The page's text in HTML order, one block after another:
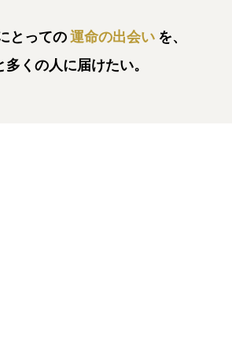
とっての運命の出会い を、
多くの人に届けたい。